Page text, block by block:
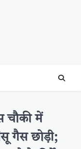
चौकी में
गैस छोड़ी;